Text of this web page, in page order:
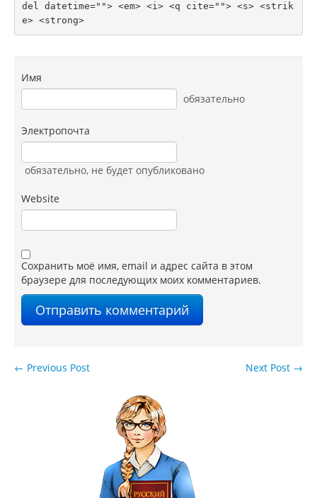
del datetime=""> <em> <i> <q cite=""> <s> <strik
e> <strong>
Имя
обязательно
Электропочта
обязательно, не будет опубликовано
Website
Сохранить моё имя, email и адрес сайта в этом
браузере для последующих моих комментариев.
Next Post →
← Previous Post